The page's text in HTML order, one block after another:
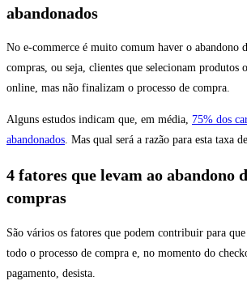
abandonados
No e-commerce é muito comum haver o abandono
compras, ou seja, clientes que selecionam produtos
online, mas não finalizam o processo de compra.
Alguns estudos indicam que, em média, 75% dos
abandonados. Mas qual será a razão para esta taxa
4 fatores que levam ao abandono
compras
São vários os fatores que podem contribuir para
todo o processo de compra e, no momento do
pagamento, desista.